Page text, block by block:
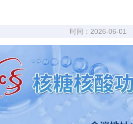
时间：2026-06-01